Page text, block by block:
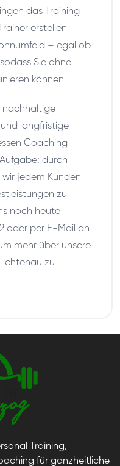
das Training
erstellen
– egal ob
Sie ohne
können.
nachhaltige
langfristige
Coaching
durch
jedem Kunden
zu
noch heute
oder per E-Mail an
mehr über unsere
zu
Training,
für ganzheitliche